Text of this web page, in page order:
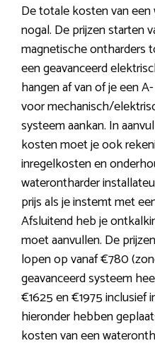
De totale kosten van
nogal. De prijzen starten
magnetische ontharders
een geavanceerd
hangen af van of je een
voor mechanisch/
systeem aankan. In
kosten moet je ook
inregelkosten en
waterontharder
prijs als je instemt met
Afsluitend heb je
moet aanvullen. De
lopen op vanaf €780
geavanceerd systeem
€1625 en €1975 inclusief
hieronder hebben
kosten van een